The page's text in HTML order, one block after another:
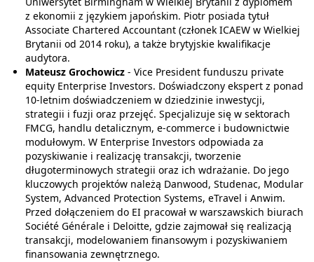
z ekonomii z językiem japońskim. Piotr posiada tytuł
Associate Chartered Accountant (członek ICAEW w Wielkiej
Brytanii od 2014 roku), a także brytyjskie kwalifikacje
audytora.
Mateusz Grochowicz - Vice President funduszu private
equity Enterprise Investors. Doświadczony ekspert z ponad
10-letnim doświadczeniem w dziedzinie inwestycji,
strategii i fuzji oraz przejęć. Specjalizuje się w sektorach
FMCG, handlu detalicznym, e-commerce i budownictwie
modułowym. W Enterprise Investors odpowiada za
pozyskiwanie i realizację transakcji, tworzenie
długoterminowych strategii oraz ich wdrażanie. Do jego
kluczowych projektów należą Danwood, Studenac, Modular
System, Advanced Protection Systems, eTravel i Anwim.
Przed dołączeniem do EI pracował w warszawskich biurach
Société Générale i Deloitte, gdzie zajmował się realizacją
transakcji, modelowaniem finansowym i pozyskiwaniem
finansowania zewnętrznego.